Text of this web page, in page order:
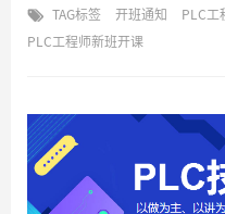
 TAG标签 开班通知 PLC工
PLC工程师新班开课